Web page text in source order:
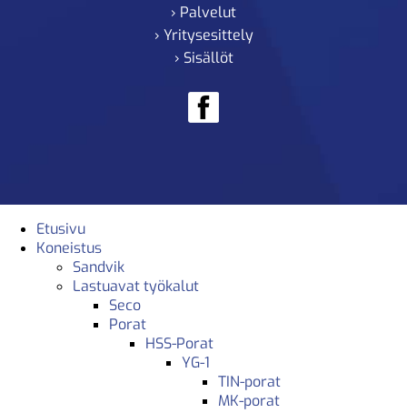
› Palvelut
› Yritysesittely
› Sisällöt
Etusivu
Koneistus
Sandvik
Lastuavat työkalut
Seco
Porat
HSS-Porat
YG-1
TIN-porat
MK-porat